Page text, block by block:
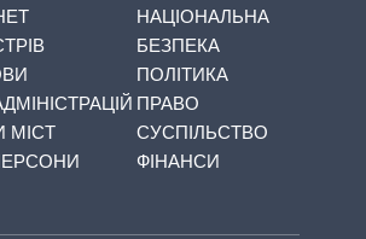
МІСТ
НАЦІОНАЛЬНА
БЕЗПЕКА
ПОЛІТИКА
ПРАВО
СУСПІЛЬСТВО
ФІНАНСИ